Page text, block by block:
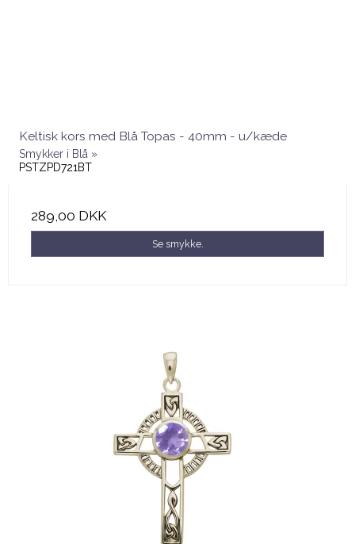
Keltisk kors med Blå Topas - 40mm - u/kæde
Smykker i Blå »
PSTZPD721BT
289,00 DKK
Se smykke.